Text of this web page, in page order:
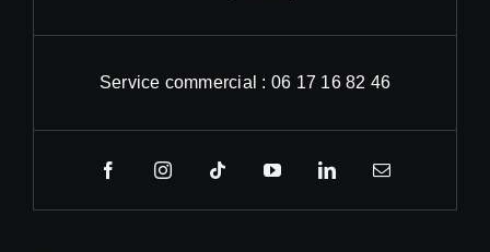
Service commercial : 06 17 16 82 46